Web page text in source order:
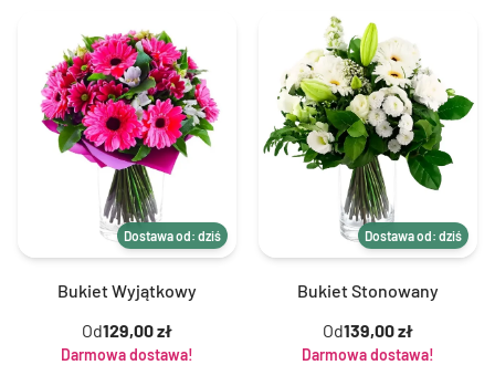
Dostawa od: dziś
Bukiet Wyjątkowy
Od129,00 zł
Darmowa dostawa!
Dostawa od: dziś
Bukiet Stonowany
Od139,00 zł
Darmowa dostawa!